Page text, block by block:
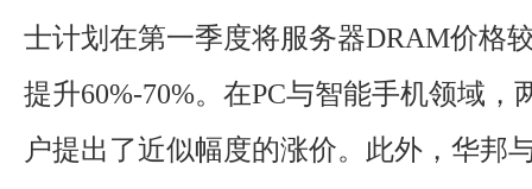
士计划在第一季度将服务器DRAM价格
提升60%-70%。在PC与智能手机领域，
户提出了近似幅度的涨价。此外，华邦